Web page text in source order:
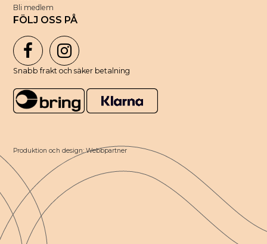
Bli medlem
FÖLJ OSS PÅ
Snabb frakt och säker betalning
Produktion och design: Webbpartner